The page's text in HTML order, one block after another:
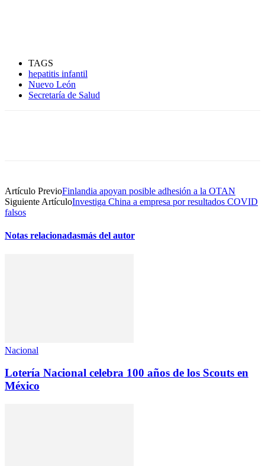
TAGS
hepatitis infantil
Nuevo León
Secretaría de Salud
Artículo PrevioFinlandia apoyan posible adhesión a la OTAN
Siguiente ArtículoInvestiga China a empresa por resultados COVID
falsos
Notas relacionadasmás del autor
Nacional
Lotería Nacional celebra 100 años de los Scouts en
México